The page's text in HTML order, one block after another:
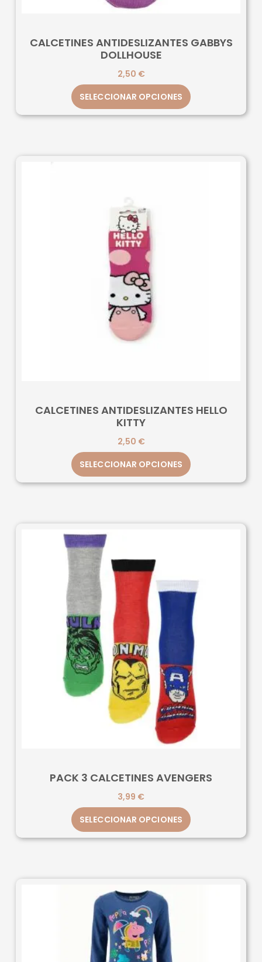
CALCETINES ANTIDESLIZANTES GABBYS
DOLLHOUSE
2,50 €
SELECCIONAR OPCIONES
CALCETINES ANTIDESLIZANTES HELLO
KITTY
2,50 €
SELECCIONAR OPCIONES
PACK 3 CALCETINES AVENGERS
3,99 €
SELECCIONAR OPCIONES